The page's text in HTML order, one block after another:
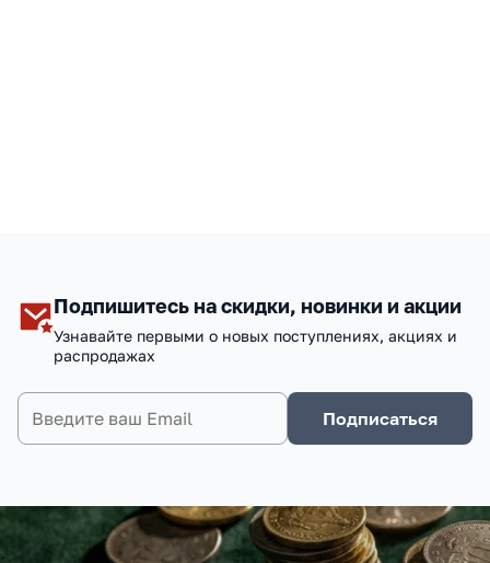
Подпишитесь на скидки, новинки и акции
Узнавайте первыми о новых поступлениях, акциях и
распродажах
Подписаться